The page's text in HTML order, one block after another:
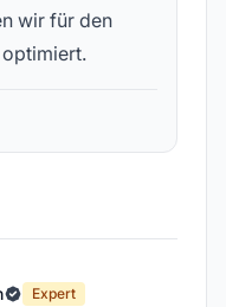
wir für den
Expert